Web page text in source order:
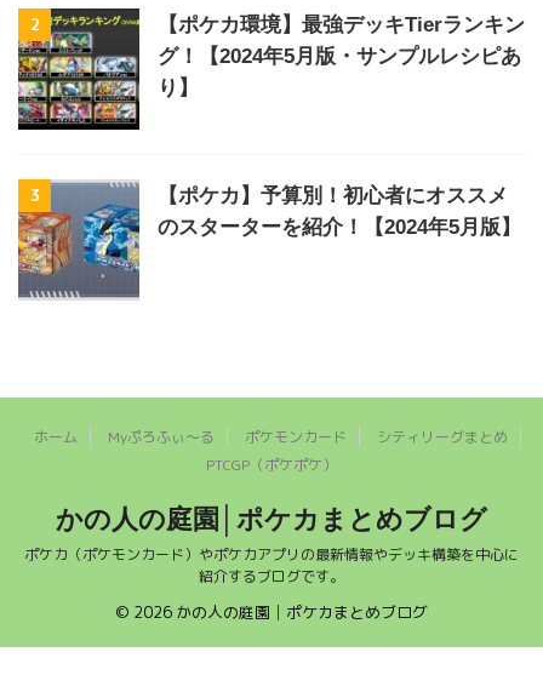
2
【ポケカ環境】最強デッキTierランキン
グ！【2024年5月版・サンプルレシピあ
り】
3
【ポケカ】予算別！初心者にオススメ
のスターターを紹介！【2024年5月版】
ホーム Myぷろふぃ～る ポケモンカード
シティリーグまとめ
PTCGP（ポケポケ）
かの人の庭園│ポケカまとめブログ
ポケカ（ポケモンカード）やポケカアプリの最新情報やデッキ構築を中心に
紹介するブログです。
© 2026 かの人の庭園│ポケカまとめブログ